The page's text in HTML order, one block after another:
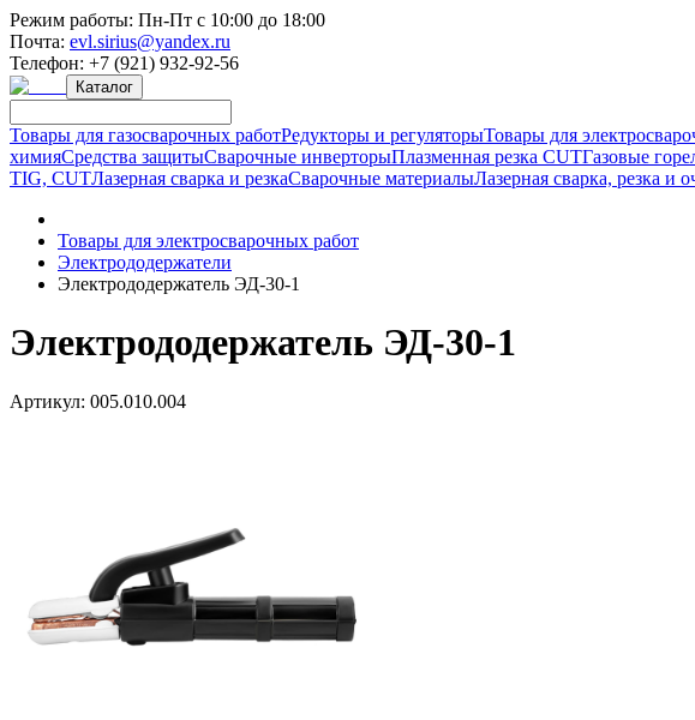
Режим работы: Пн-Пт с 10:00 до 18:00
Почта: evl.sirius@yandex.ru
Телефон: +7 (921) 932-92-56
Каталог
Товары для газосварочных работРедукторы и регуляторыТовары для
химияСредства защитыСварочные инверторыПлазменная резка CUTГазовые
TIG, CUTЛазерная сварка и резкаСварочные материалыЛазерная сварка, резка и
Товары для электросварочных работ
Электрододержатели
Электрододержатель ЭД-30-1
Электрододержатель ЭД-30-1
Артикул: 005.010.004